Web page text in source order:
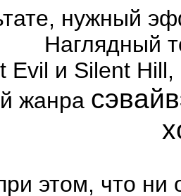
нужный
Наглядный
Evil и Silent
жанра
этом, что ни